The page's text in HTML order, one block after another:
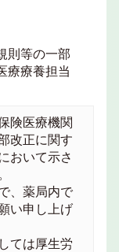
則等の一部
療療養担当
険医療機関
改正に関す
おいて示さ
、薬局内で
い申し上げ
ては厚生労